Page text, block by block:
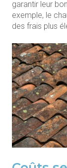
garantir leur
exemple, le
des frais plus